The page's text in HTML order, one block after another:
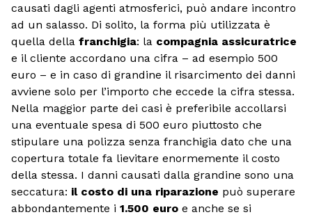
causati dagli agenti atmosferici, può andare incontro
ad un salasso. Di solito, la forma più utilizzata è
quella della franchigia: la compagnia assicuratrice
e il cliente accordano una cifra – ad esempio 500
euro – e in caso di grandine il risarcimento dei danni
avviene solo per l’importo che eccede la cifra stessa.
Nella maggior parte dei casi è preferibile accollarsi
una eventuale spesa di 500 euro piuttosto che
stipulare una polizza senza franchigia dato che una
copertura totale fa lievitare enormemente il costo
della stessa. I danni causati dalla grandine sono una
seccatura: il costo di una riparazione può superare
abbondantemente i 1.500 euro e anche se si